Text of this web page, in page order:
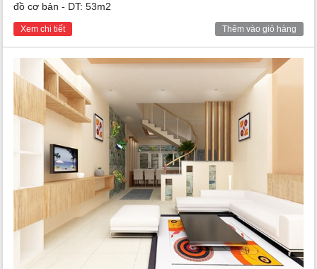
đồ cơ bản - DT: 53m2
Xem chi tiết Thêm vào giỏ hàng